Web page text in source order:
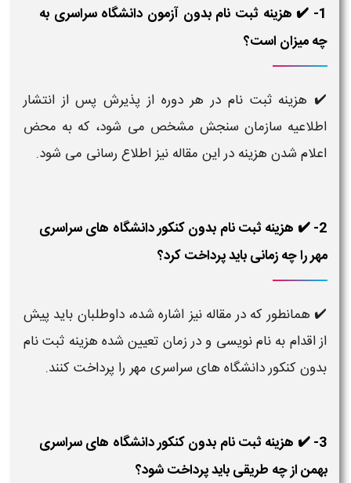
1- ✔️ هزینه ثبت نام بدون آزمون دانشگاه سراسری به
چه میزان است؟
✔️ هزینه ثبت نام در هر دوره از پذیرش پس از انتشار
اطلاعیه سازمان سنجش مشخص می شود، که به محض
اعلام شدن هزینه در این مقاله نیز اطلاع رسانی می شود.
2- ✔️ هزینه ثبت نام بدون کنکور دانشگاه های سراسری
مهر را چه زمانی باید پرداخت کرد؟
✔️ همانطور که در مقاله نیز اشاره شده، داوطلبان باید پیش
از اقدام به نام نویسی و در زمان تعیین شده هزینه ثبت نام
بدون کنکور دانشگاه های سراسری مهر را پرداخت کنند.
3- ✔️ هزینه ثبت نام بدون کنکور دانشگاه های سراسری
بهمن از چه طریقی باید پرداخت شود؟